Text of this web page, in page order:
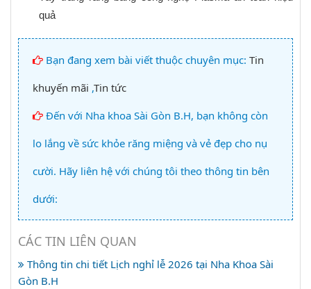
quả
Bạn đang xem bài viết thuộc chuyên mục: Tin
khuyến mãi ,Tin tức
Đến với Nha khoa Sài Gòn B.H, bạn không còn
lo lắng về sức khỏe răng miệng và vẻ đẹp cho nụ
cười. Hãy liên hệ với chúng tôi theo thông tin bên
dưới:
CÁC TIN LIÊN QUAN
Thông tin chi tiết Lịch nghỉ lễ 2026 tại Nha Khoa Sài
Gòn B.H